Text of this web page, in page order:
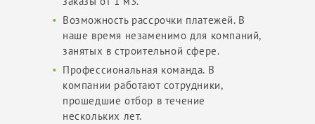
Возможность рассрочки платежей. В
наше время незаменимо для компаний,
занятых в строительной сфере.
Профессиональная команда. В
компании работают сотрудники,
прошедшие отбор в течение
нескольких лет.